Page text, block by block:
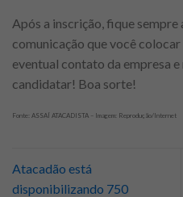
Após a inscrição, fique sempre
comunicação que você
eventual contato da empresa
candidatar! Boa sorte!
Fonte: ASSAÍ ATACADISTA – Imagem: Reprodução/Internet
Atacadão está
disponibilizando 750